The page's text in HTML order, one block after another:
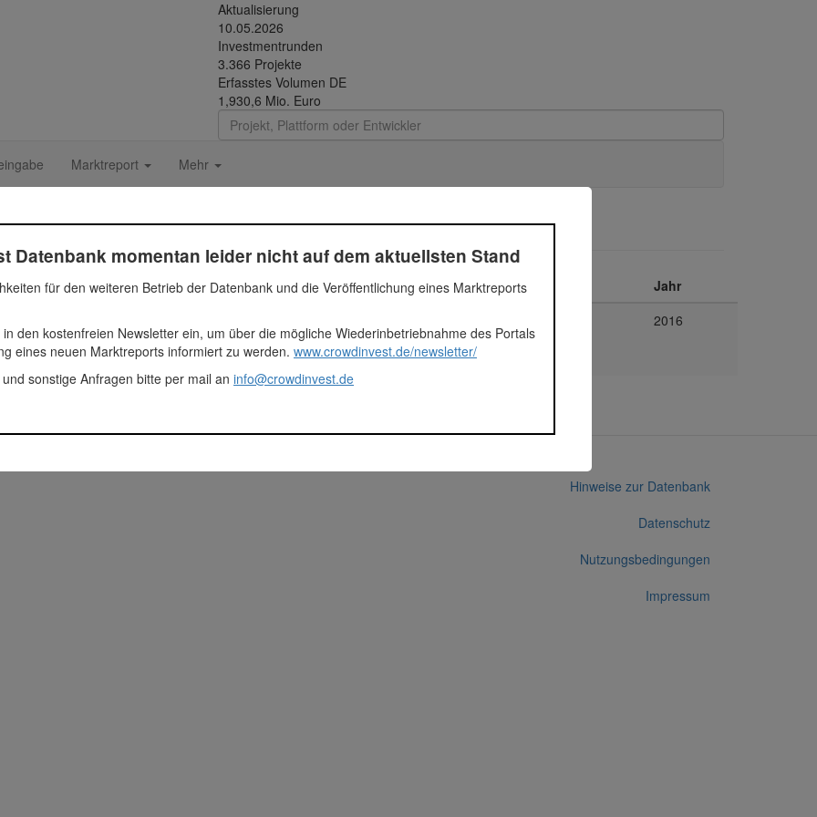
Aktualisierung
10.05.2026
Investmentrunden
3.366 Projekte
Erfasstes Volumen DE
1,930,6 Mio. Euro
Marktreport Mehr
Fundingsumme Segment Plattform Jahr
836101
2016
Hinweise zur Datenbank
Datenschutz
Nutzungsbedingungen
Impressum
Datenbank momentan leider nicht auf dem aktuellsten Stand
für den weiteren Betrieb der Datenbank und die Veröffentlichung eines Marktreports
den kostenfreien Newsletter ein, um über die mögliche Wiederinbetriebnahme des Portals
eines neuen Marktreports informiert zu werden. www.crowdinvest.de/newsletter/
sonstige Anfragen bitte per mail an info@crowdinvest.de